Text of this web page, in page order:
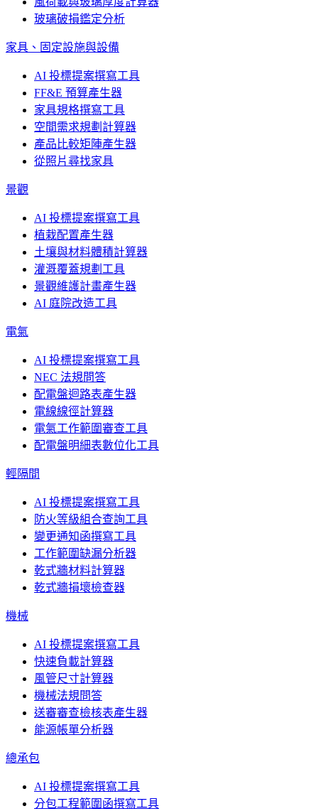
玻璃破損鑑定分析
家具、固定設施與設備
AI 投標提案撰寫工具
FF&E 預算產生器
家具規格撰寫工具
空間需求規劃計算器
產品比較矩陣產生器
從照片尋找家具
景觀
AI 投標提案撰寫工具
植栽配置產生器
土壤與材料體積計算器
灌溉覆蓋規劃工具
景觀維護計畫產生器
AI 庭院改造工具
電氣
AI 投標提案撰寫工具
NEC 法規問答
配電盤迴路表產生器
電線線徑計算器
電氣工作範圍審查工具
配電盤明細表數位化工具
輕隔間
AI 投標提案撰寫工具
防火等級組合查詢工具
變更通知函撰寫工具
工作範圍缺漏分析器
乾式牆材料計算器
乾式牆損壞檢查器
機械
AI 投標提案撰寫工具
快速負載計算器
風管尺寸計算器
機械法規問答
送審審查檢核表產生器
能源帳單分析器
總承包
AI 投標提案撰寫工具
分包工程範圍函撰寫工具